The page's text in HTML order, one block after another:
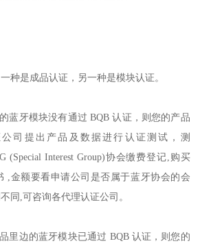
种是成品认证，另一种是模块认证。
牙模块没有通过 BQB 认证，则您的产品
司提出产品及数据进行认证测试，测
(Special Interest Group)协会缴费登记,购买
,金额要看申请公司是否属于蓝牙协会的会
同,可咨询各代理认证公司。
边的蓝牙模块已通过 BQB 认证，则您的